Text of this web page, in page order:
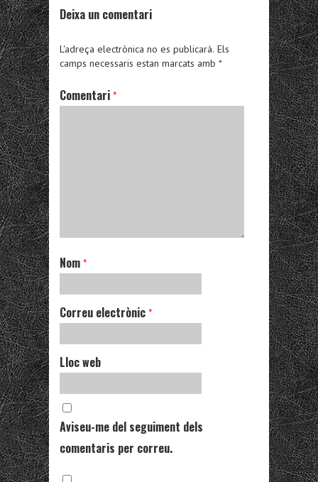
Deixa un comentari
L'adreça electrònica no es publicarà. Els
camps necessaris estan marcats amb *
Comentari *
Nom *
Correu electrònic *
Lloc web
Aviseu-me del seguiment dels
comentaris per correu.